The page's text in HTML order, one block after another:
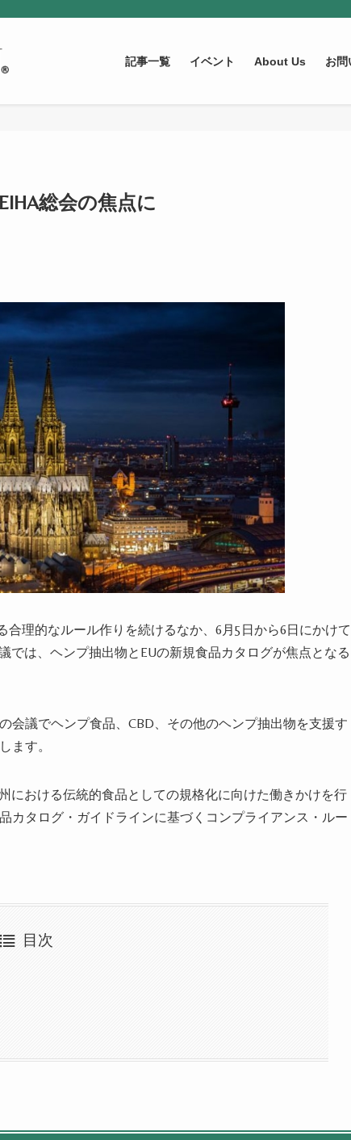
記事一覧 イベント About Us お問
総会の焦点に
理的なルール作りを続けるなか、6月5日から6日にかけて
では、ヘンプ抽出物とEUの新規食品カタログが焦点となる
会議でヘンプ食品、CBD、その他のヘンプ抽出物を支援す
ます。
における伝統的食品としての規格化に向けた働きかけを行
カタログ・ガイドラインに基づくコンプライアンス・ルー
目次